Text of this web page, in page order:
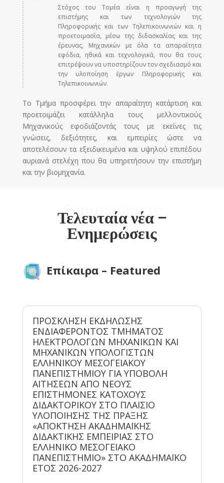
Στόχος του Τομέα είναι η προαγωγή της
επιστήμης και των τεχνολογιών της
Πληροφορικής και των Τηλεπικοινωνιών και η
προετοιμασία, μέσω της διδασκαλίας και της
έρευνας, Μηχανικών με όλα τα απαραίτητα
εφόδια, ηθικά και τεχνολογικά, που θα τους
επιτρέψουν να υποστηρίζουν τον σχεδιασμό και
την υλοποίηση έργων Πληροφορικής και
Τηλεπικοινωνιών.
To Τμήμα προσφέρει την απαραίτητη κατάρτιση και
προετοιμάζει κατάλληλα τους μελλοντικούς
Μηχανικούς εφοδιάζοντάς τους με εκείνες τις
γνώσεις, δεξιότητες, και εμπειρίες ώστε να
αποτελέσουν τα εξειδικευμένα και υψηλού επιπέδου
αυριανά στελέχη που θα υπηρετήσουν την επιστήμη
και την βιομηχανία.
Ενημερώσεις
Τελευταία νέα –
Ενημερώσεις
Επίκαιρα – Featured
ΠΡΟΣΚΛΗΣΗ ΕΚΔΗΛΩΣΗΣ
ΕΝΔΙΑΦΕΡΟΝΤΟΣ ΤΜΗΜΑΤΟΣ
ΗΛΕΚΤΡΟΛΟΓΩΝ ΜΗΧΑΝΙΚΩΝ ΚΑΙ
ΜΗΧΑΝΙΚΩΝ ΥΠΟΛΟΓΙΣΤΩΝ
ΕΛΛΗΝΙΚΟΥ ΜΕΣΟΓΕΙΑΚΟΥ
ΠΑΝΕΠΙΣΤΗΜΙΟΥ ΓΙΑ ΥΠΟΒΟΛΗ
ΑΙΤΗΣΕΩΝ ΑΠΟ ΝΕΟΥΣ
ΕΠΙΣΤΗΜΟΝΕΣ ΚΑΤΟΧΟΥΣ
ΔΙΔΑΚΤΟΡΙΚΟΥ ΣΤΟ ΠΛΑΙΣΙΟ
ΥΛΟΠΟΙΗΣΗΣ ΤΗΣ ΠΡΑΞΗΣ
«ΑΠΟΚΤΗΣΗ ΑΚΑΔΗΜΑΪΚΗΣ
ΔΙΔΑΚΤΙΚΗΣ ΕΜΠΕΙΡΙΑΣ ΣΤΟ
ΕΛΛΗΝΙΚΟ ΜΕΣΟΓΕΙΑΚΟ
ΠΑΝΕΠIΣΤΗΜΙΟ» ΣΤΟ ΑΚΑΔΗΜΑΪΚΟ
ΕΤΟΣ 2026-2027